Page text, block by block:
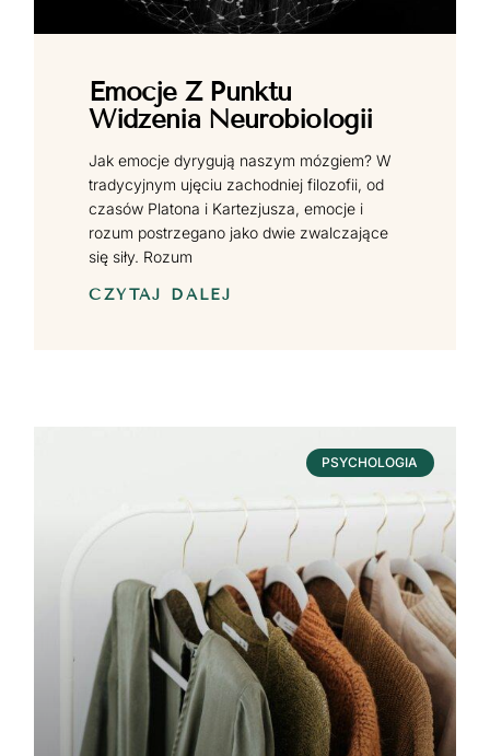
Emocje Z Punktu
Widzenia Neurobiologii
Jak emocje dyrygują naszym mózgiem? W
tradycyjnym ujęciu zachodniej filozofii, od
czasów Platona i Kartezjusza, emocje i
rozum postrzegano jako dwie zwalczające
się siły. Rozum
CZYTAJ DALEJ
PSYCHOLOGIA